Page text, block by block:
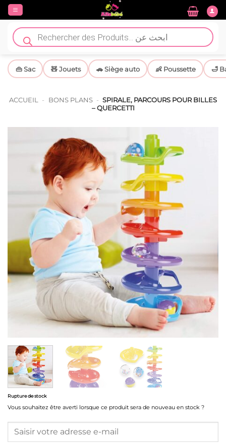
Passer
contenu
Recherche
de
produits
👜 Sac 🧸 Jouets 🚗 Siège auto 👶 Poussette 🛁
ACCUEIL - BONS PLANS - SPIRALE, PARCOURS POUR BILLES
– QUERCETTI
Rupture de stock
Vous souhaitez être averti lorsque ce produit sera de nouveau en stock ?